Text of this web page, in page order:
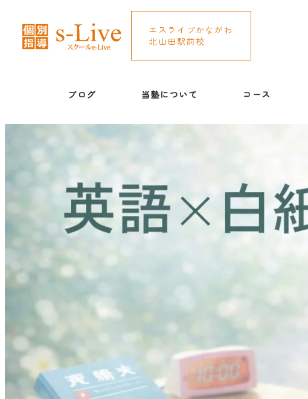
エスライブかながわ
北山田駅前校
ブログ 当塾について コース